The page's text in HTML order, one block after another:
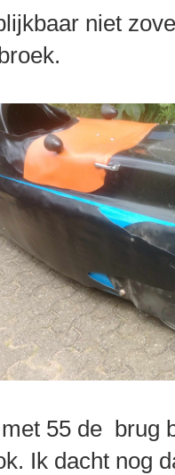
niet
55 de brug
Ik dacht nog